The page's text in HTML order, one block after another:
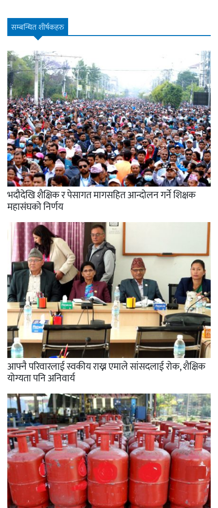
सम्बन्धित शीर्षकहरु
भदौदेखि शैक्षिक र पेसागत मागसहित आन्दोलन गर्ने शिक्षक
महासंघको निर्णय
आफ्नै परिवारलाई स्वकीय राख्न एमाले सांसदलाई रोक, शैक्षिक
योग्यता पनि अनिवार्य